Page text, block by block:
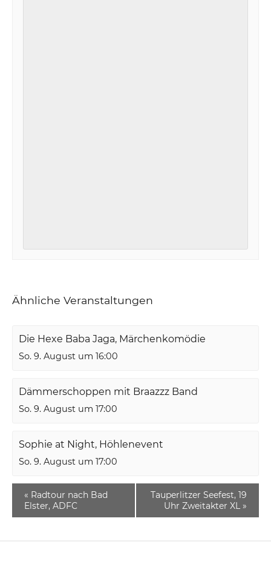
Ähnliche Veranstaltungen
Die Hexe Baba Jaga, Märchenkomödie
So. 9. August um 16:00
Dämmerschoppen mit Braazzz Band
So. 9. August um 17:00
Sophie at Night, Höhlenevent
So. 9. August um 17:00
« Radtour nach Bad
Elster, ADFC
Tauperlitzer Seefest, 19
Uhr Zweitakter XL »